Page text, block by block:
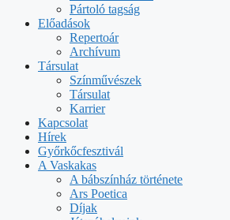
Pártoló tagság
Előadások
Repertoár
Archívum
Társulat
Színművészek
Társulat
Karrier
Kapcsolat
Hírek
Győrkőcfesztivál
A Vaskakas
A bábszínház története
Ars Poetica
Díjak